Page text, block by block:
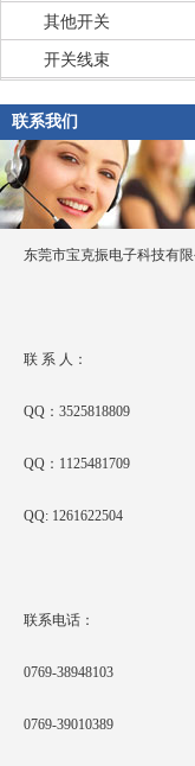
其他开关
开关线束
联系我们
东莞市宝克振电子科技有限
联 系 人：
QQ：3525818809
QQ：1125481709
QQ: 1261622504
联系电话：
0769-38948103
0769-39010389